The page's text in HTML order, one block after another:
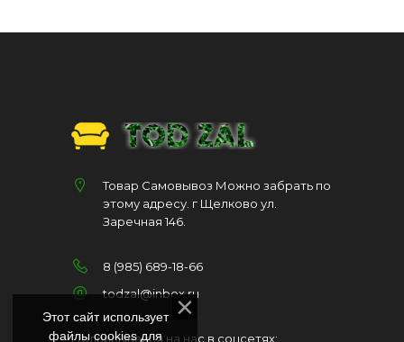
Товар Самовывоз Можно забрать по
этому адресу. г Щелково ул.
Заречная 146.
8 (985) 689-18-66
todzal@inbox.ru
Подписывайся на нас в соцсетях:
Этот сайт использует
файлы cookies для